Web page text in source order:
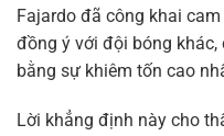
Fajardo đã công khai cam
đồng ý với đội bóng
bằng sự khiêm tốn cao
Lời khẳng định này cho